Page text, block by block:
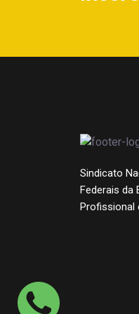
Sindicato
Federais da
Profissional